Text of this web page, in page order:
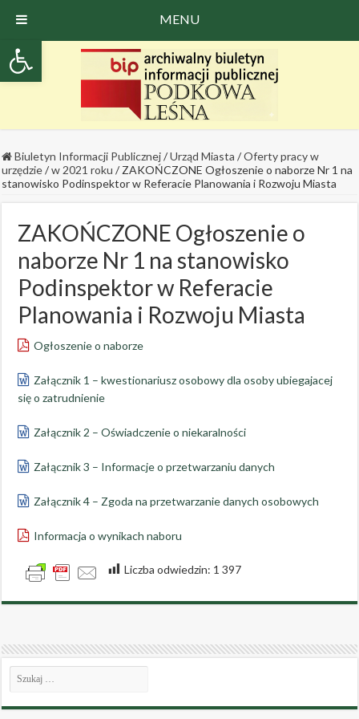
Open toolbar
Biuletyn Informacji Publicznej/Urząd Miasta /Oferty pracy w
urzędzie/w 2021 roku / ZAKOŃCZONE Ogłoszenie o naborze Nr 1 na
stanowisko Podinspektor w Referacie Planowania i Rozwoju Miasta
ZAKOŃCZONE Ogłoszenie o
naborze Nr 1 na stanowisko
Podinspektor w Referacie
Planowania i Rozwoju Miasta
Ogłoszenie o naborze
Załącznik 1 – kwestionariusz osobowy dla osoby ubiegajacej
się o zatrudnienie
Załącznik 2 – Oświadczenie o niekaralności
Załącznik 3 – Informacje o przetwarzaniu danych
Załącznik 4 – Zgoda na przetwarzanie danych osobowych
Informacja o wynikach naboru
Liczba odwiedzin: 1 397
MENU